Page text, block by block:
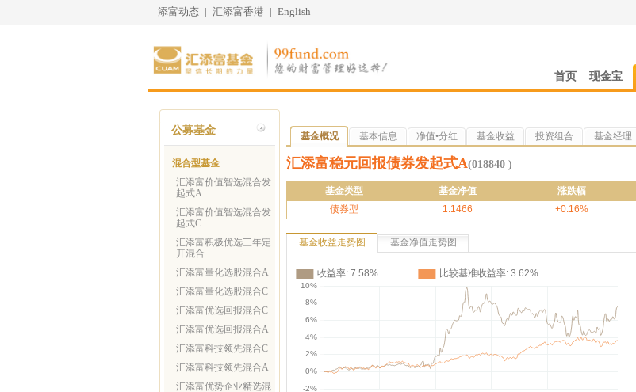
添富动态 | 汇添富香港 | English
首页 现金宝
公募基金
混合型基金
汇添富价值智选混合发
起式A
汇添富价值智选混合发
起式C
汇添富积极优选三年定
开混合
汇添富量化选股混合A
汇添富量化选股混合C
汇添富优选回报混合C
汇添富优选回报混合A
汇添富科技领先混合C
汇添富科技领先混合A
汇添富优势企业精选混
基金概况 基本信息 净值•分红 基金收益 投资组合 基金经理
汇添富稳元回报债券发起式A(018840 )
基金类型 基金净值 涨跌幅
债券型
1.1466 +0.16%
基金收益走势图 基金净值走势图